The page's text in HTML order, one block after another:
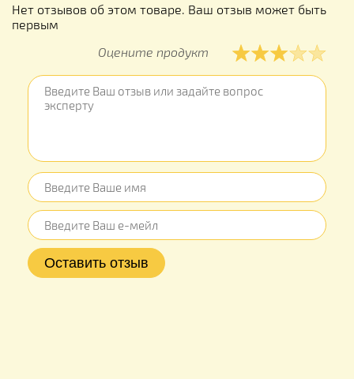
Нет отзывов об этом товаре. Ваш отзыв может быть
первым
Оцените продукт